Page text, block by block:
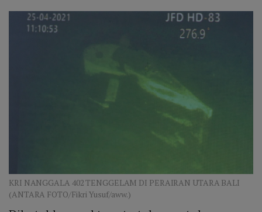
KRI NANGGALA 402 TENGGELAM DI PERAIRAN UTARA BALI
(ANTARA FOTO/Fikri Yusuf/aww.)